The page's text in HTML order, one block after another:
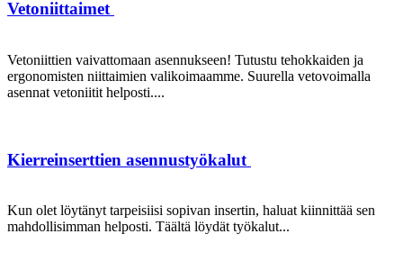
Vetoniittaimet
Vetoniittien vaivattomaan asennukseen! Tutustu tehokkaiden ja
ergonomisten niittaimien valikoimaamme. Suurella vetovoimalla
asennat vetoniitit helposti....
Kierreinserttien asennustyökalut
Kun olet löytänyt tarpeisiisi sopivan insertin, haluat kiinnittää sen
mahdollisimman helposti. Täältä löydät työkalut...